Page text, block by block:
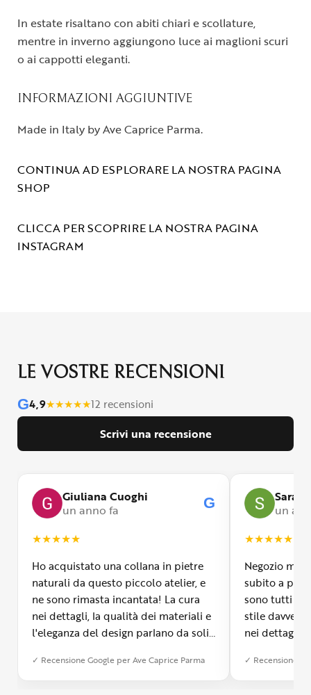
In estate risaltano con abiti chiari e scollature,
mentre in inverno aggiungono luce ai maglioni scuri
o ai cappotti eleganti.
INFORMAZIONI AGGIUNTIVE
Made in Italy by Ave Caprice Parma.
CONTINUA AD ESPLORARE LA NOSTRA PAGINA
SHOP
CLICCA PER SCOPRIRE LA NOSTRA PAGINA
INSTAGRAM
LE VOSTRE RECENSIONI
G4,9★★★★★12 recensioni
Scrivi una recensione
Giuliana Cuoghi
un anno fa
G
★★★★★
Ho acquistato una collana in pietre
naturali da questo piccolo atelier, e
ne sono rimasta incantata! La cura
nei dettagli, la qualità dei materiali e
l'eleganza del design parlano da soli.
stato impeccabile: veloce, preciso e
✓ Recensione Google per Ave Caprice Parma
Sara
un
★★★★★
Negozio
subito a
sono tutti
stile davvero
nei dettagli,
qualità e si
✓ Recensione